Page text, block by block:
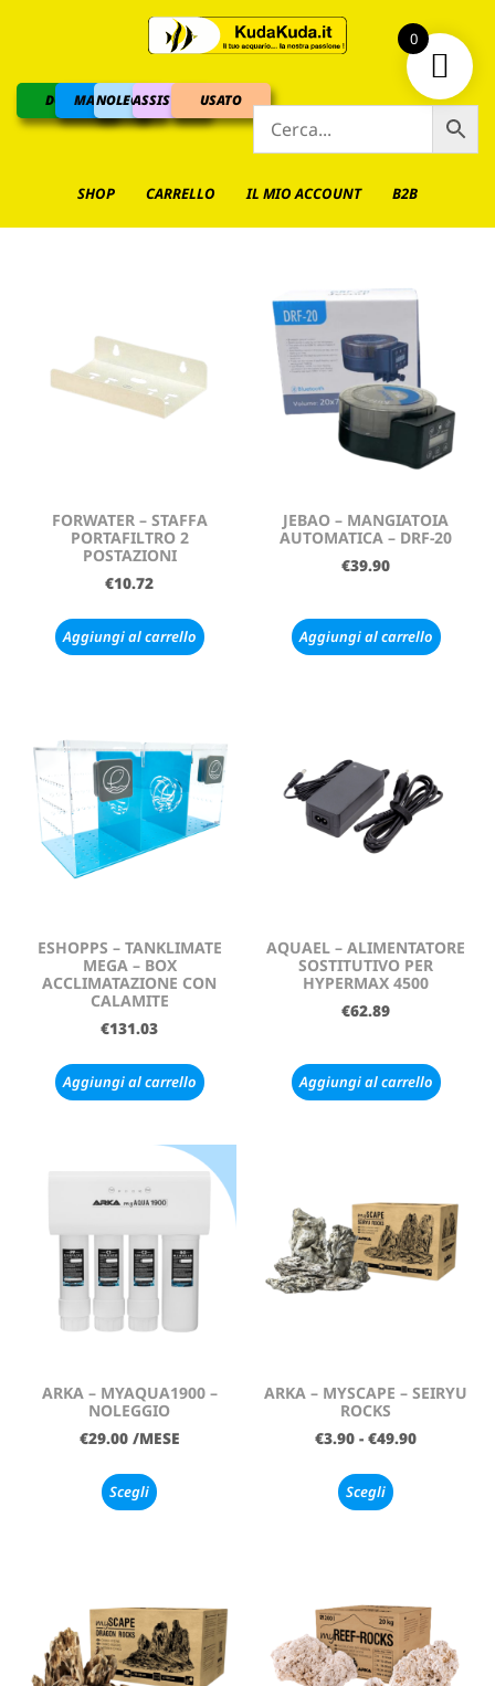
DOLCEMARINO
NOLEGGIOASSISTENZAUSATO
SHOP CARRELLO IL MIO ACCOUNT B2B
FORWATER – STAFFA
PORTAFILTRO 2
POSTAZIONI
€10.72
Aggiungi al carrello
JEBAO – MANGIATOIA
AUTOMATICA – DRF-20
€39.90
Aggiungi al carrello
ESHOPPS – TANKLIMATE
MEGA – BOX
ACCLIMATAZIONE CON
CALAMITE
€131.03
Aggiungi al carrello
AQUAEL – ALIMENTATORE
SOSTITUTIVO PER
HYPERMAX 4500
€62.89
Aggiungi al carrello
ARKA – MYAQUA1900 –
NOLEGGIO
€29.00 /MESE
Scegli
ARKA – MYSCAPE – SEIRYU
ROCKS
€3.90 - €49.90
Scegli
0